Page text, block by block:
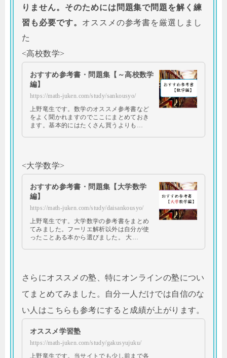
りません。そのためには問題集で問題を解く練
習も必要です。 オススメの参考書を厳選しまし
た
<高校数学>
おすすめ参考書・問題集【～高校数学
編】
https://math-juken.com/study/sankousyo/
上野竜生です。数学のオススメ参考書など
をよく聞かれますのでここにまとめておき
ます。基本的にはたくさん買うよりも…
<大学数学>
おすすめ参考書・問題集【大学数学
編】
https://math-juken.com/study/daisankousyo/
上野竜生です。大学数学の参考書をまとめ
てみました。フーリエ解析以外は自分が使
ったことある本から選びました。 大…
さらにオススメの塾、特にオンラインの塾につい
てまとめてみました。自分一人だけでは自信のな
い人はこちらも参考にすると成績が上がります。
オススメ学習塾
https://math-juken.com/study/gakusyujuku/
上野竜生です。当サイトでも少し前まで各